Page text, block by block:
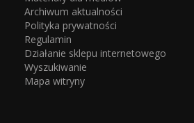
Archiwum aktualności
Polityka prywatności
Regulamin
Działanie sklepu internetowego
Wyszukiwanie
Mapa witryny